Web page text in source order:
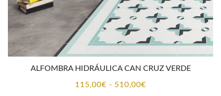
ALFOMBRA HIDRÁULICA CAN CRUZ VERDE
115,00€ - 510,00€Rango